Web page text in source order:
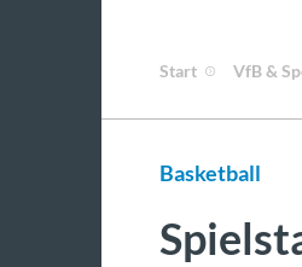
Start VfB &
Basketball